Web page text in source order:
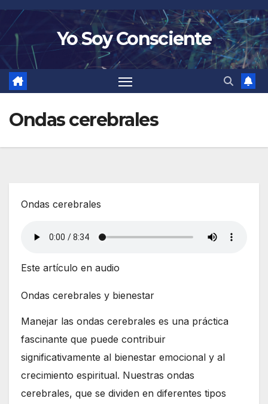
Saltar
contenido
Yo Soy Consciente
Ondas cerebrales
Ondas cerebrales
Este artículo en audio
Ondas cerebrales y bienestar
Manejar las ondas cerebrales es una práctica
fascinante que puede contribuir
significativamente al bienestar emocional y al
crecimiento espiritual. Nuestras ondas
cerebrales, que se dividen en diferentes tipos